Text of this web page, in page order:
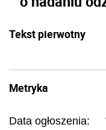
Tekst pierwotny
Metryka
Data ogłoszenia: